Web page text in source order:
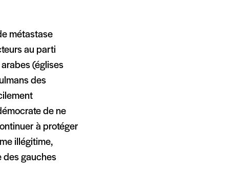
métastase
au parti
(églises
des
de ne
à protéger
illégitime,
des gauches